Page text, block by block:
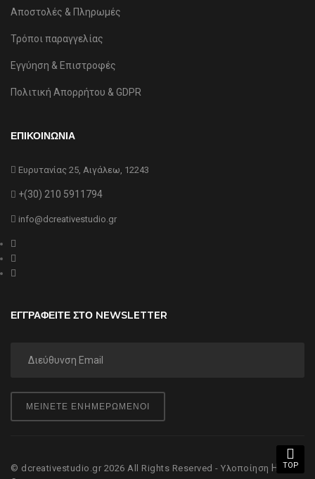
Αποστολές & Πληρωμές
Τρόποι παραγγελίας
Εγγύηση & Επιστροφές
Πολιτική Απορρήτου & GDPR
ΕΠΙΚΟΙΝΩΝΙΑ
Ευρυτανίας 25, Αιγάλεω, 12243
+(30) 210 5911794
info@dcreativestudio.gr
ΕΓΓΡΑΦΕΙΤΕ ΣΤΟ NEWSLETTER
ΜΕΙΝΕΤΕ ΕΝΗΜΕΡΩΜΕΝΟΙ
© dcreativestudio.gr 2026 All Rights Reserved - Υλοποίηση Hyper
TOP